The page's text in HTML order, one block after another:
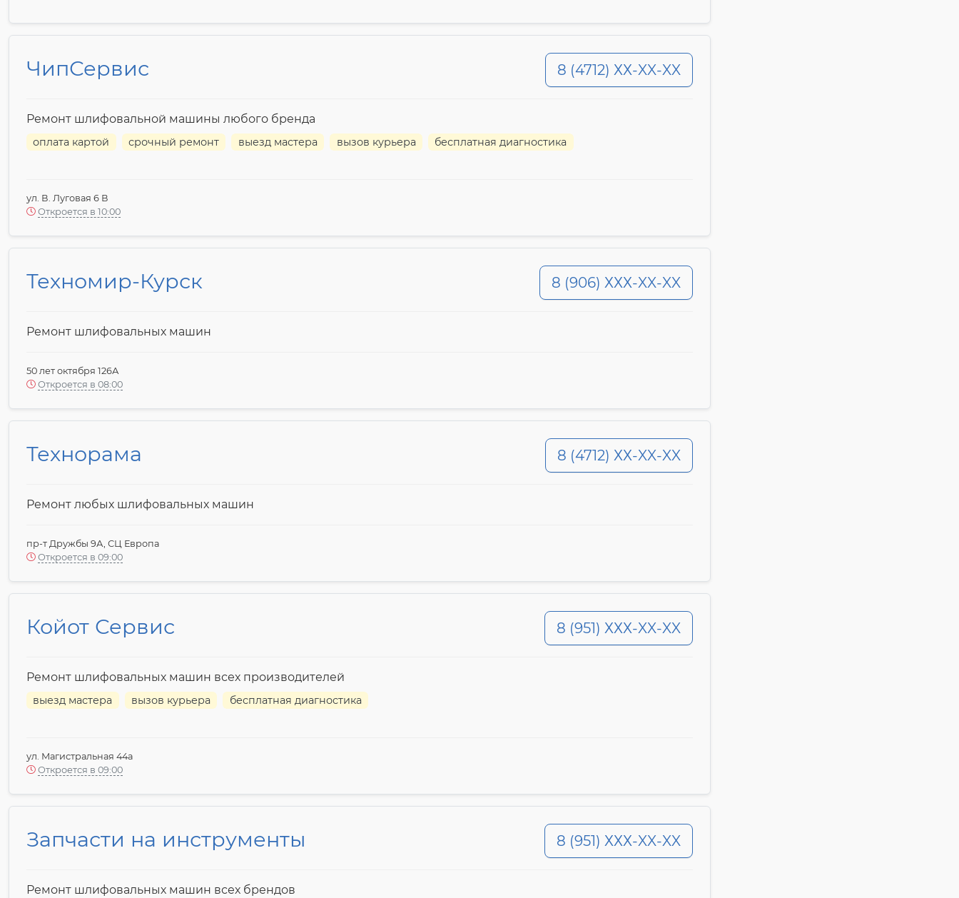
ЧипСервис 8 (4712) ХХ-XX-XX
Ремонт шлифовальной машины любого бренда
оплата картой срочный ремонт выезд мастера вызов курьера бесплатная диагностика
ул. В. Луговая 6 В
Откроется в 10:00
Техномир-Курск 8 (906) ХХХ-XX-XX
Ремонт шлифовальных машин
50 лет октября 126А
Откроется в 08:00
Технорама 8 (4712) ХХ-XX-XX
Ремонт любых шлифовальных машин
пр-т Дружбы 9А, СЦ Европа
Откроется в 09:00
Койот Сервис 8 (951) ХХХ-XX-XX
Ремонт шлифовальных машин всех производителей
выезд мастера вызов курьера бесплатная диагностика
ул. Магистральная 44а
Откроется в 09:00
Запчасти на инструменты 8 (951) ХХХ-XX-XX
Ремонт шлифовальных машин всех брендов